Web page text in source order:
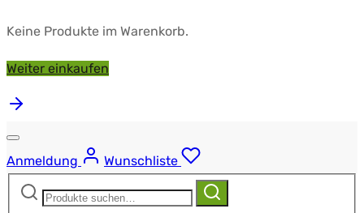
Keine Produkte im Warenkorb.
Weiter einkaufen
Anmeldung
Wunschliste
Suchen
Suchen